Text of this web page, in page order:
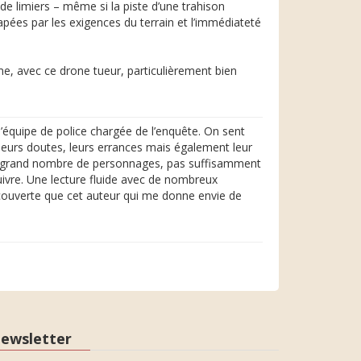
limiers – même si la piste d’une trahison
par les exigences du terrain et l’immédiateté
avec ce drone tueur, particulièrement bien
de police chargée de l’enquête. On sent
doutes, leurs errances mais également leur
nombre de personnages, pas suffisamment
Une lecture fluide avec de nombreux
que cet auteur qui me donne envie de